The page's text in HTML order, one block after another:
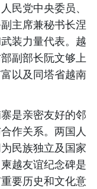
民党中央委员、
主席兼秘书长涅
装力量代表。越
副部长阮文够上
以及同塔省越南
是亲密友好的邻
作关系。两国人
民族独立及国家
越友谊纪念碑是
要历史和文化意